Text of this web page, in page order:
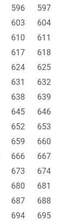
596
597
603
604
610
611
617
618
624
625
631
632
638
639
645
646
652
653
659
660
666
667
673
674
680
681
687
688
694
695